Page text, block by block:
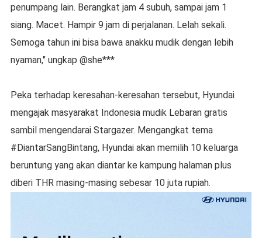
penumpang lain. Berangkat jam 4 subuh, sampai jam 1
siang. Macet. Hampir 9 jam di perjalanan. Lelah sekali.
Semoga tahun ini bisa bawa anakku mudik dengan lebih
nyaman," ungkap @she***
Peka terhadap keresahan-keresahan tersebut, Hyundai
mengajak masyarakat Indonesia mudik Lebaran gratis
sambil mengendarai Stargazer. Mengangkat tema
#DiantarSangBintang, Hyundai akan memilih 10 keluarga
beruntung yang akan diantar ke kampung halaman plus
diberi THR masing-masing sebesar 10 juta rupiah.